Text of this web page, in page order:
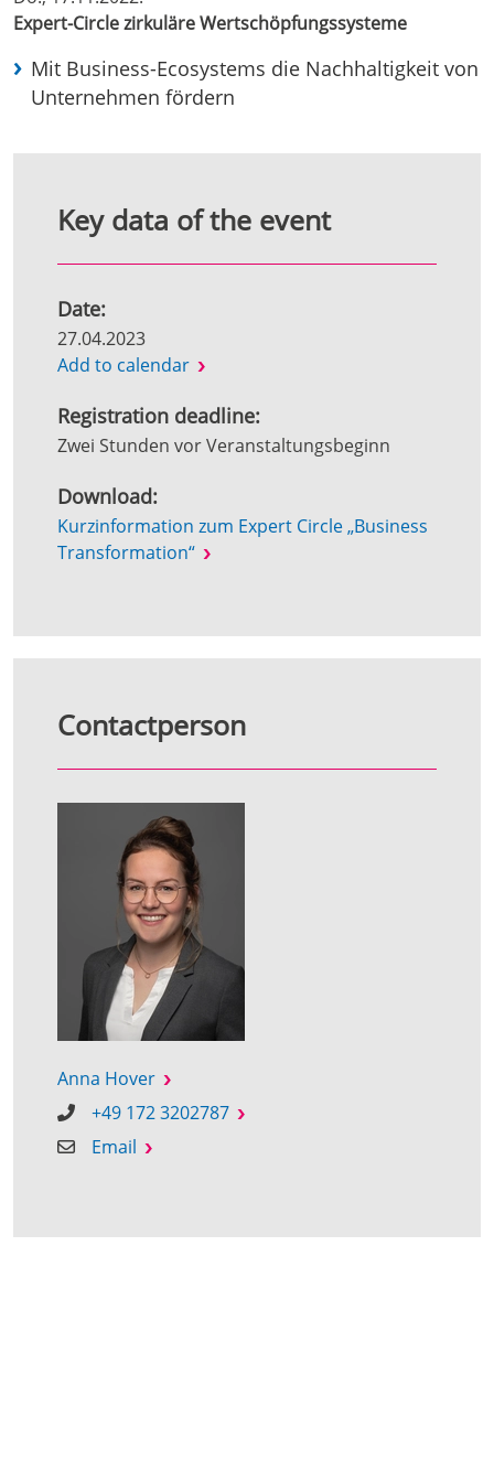
Expert-Circle zirkuläre Wertschöpfungssysteme
Mit Business-Ecosystems die Nachhaltigkeit von
Unternehmen fördern
Key data of the event
Date:
27.04.2023
Add to calendar
Registration deadline:
Zwei Stunden vor Veranstaltungsbeginn
Download:
Kurzinformation zum Expert Circle „Business
Transformation“
Contactperson
Anna Hover
+49 172 3202787
Email